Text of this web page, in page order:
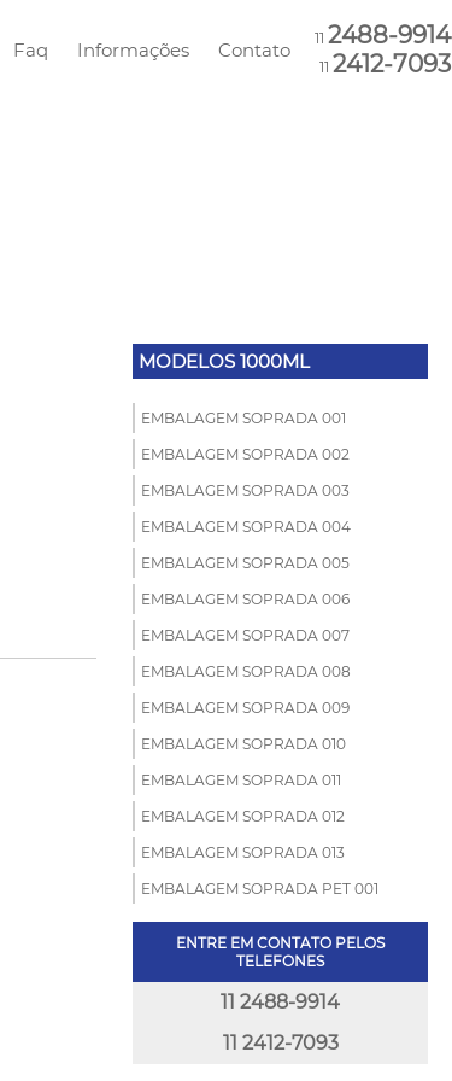
11 2488-9914
11 2412-7093
Faq Informações Contato
MODELOS 1000ML
EMBALAGEM SOPRADA 001
EMBALAGEM SOPRADA 002
EMBALAGEM SOPRADA 003
EMBALAGEM SOPRADA 004
EMBALAGEM SOPRADA 005
EMBALAGEM SOPRADA 006
EMBALAGEM SOPRADA 007
EMBALAGEM SOPRADA 008
EMBALAGEM SOPRADA 009
EMBALAGEM SOPRADA 010
EMBALAGEM SOPRADA 011
EMBALAGEM SOPRADA 012
EMBALAGEM SOPRADA 013
EMBALAGEM SOPRADA PET 001
ENTRE EM CONTATO PELOS
TELEFONES
11 2488-9914
11 2412-7093